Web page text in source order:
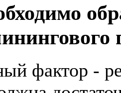
фактор -